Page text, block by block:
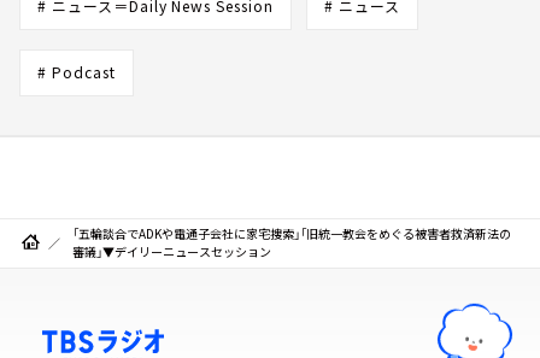
# ニュース＝Daily News Session # ニュース
# Podcast
「五輪談合でADKや電通子会社に家宅捜索」「旧統一教会をめぐる被害者救済新法の
審議」▼デイリーニュースセッション